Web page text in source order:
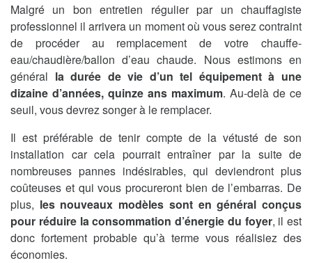
Malgré un bon entretien régulier par un chauffagiste
professionnel il arrivera un moment où vous serez contraint
de procéder au remplacement de votre chauffe-
eau/chaudière/ballon d’eau chaude. Nous estimons en
général la durée de vie d’un tel équipement à une
dizaine d’années, quinze ans maximum. Au-delà de ce
seuil, vous devrez songer à le remplacer.
Il est préférable de tenir compte de la vétusté de son
installation car cela pourrait entraîner par la suite de
nombreuses pannes indésirables, qui deviendront plus
coûteuses et qui vous procureront bien de l’embarras. De
plus, les nouveaux modèles sont en général conçus
pour réduire la consommation d’énergie du foyer, il est
donc fortement probable qu’à terme vous réalisiez des
économies.